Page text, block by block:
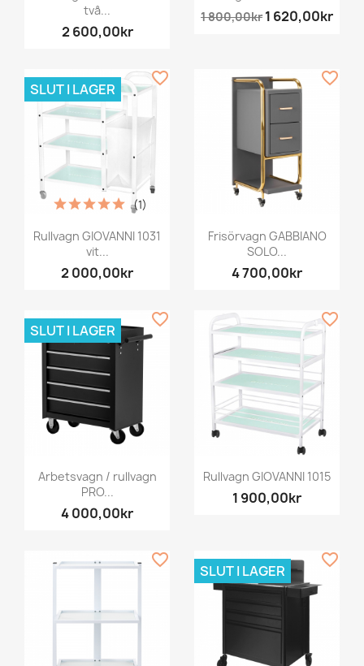
två...
2 600,00kr
1 800,00kr 1 620,00kr
Rullvagn GIOVANNI 1031
vit...
2 000,00kr
(1)
SLUT I LAGER
favorite_border
Frisörvagn GABBIANO
SOLO...
4 700,00kr
favorite_border
Arbetsvagn / rullvagn
PRO...
4 000,00kr
SLUT I LAGER
favorite_border
Rullvagn GIOVANNI 1015
1 900,00kr
favorite_border
favorite_border
SLUT I LAGER
favorite_border